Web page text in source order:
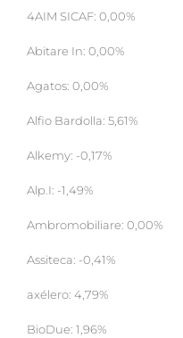
4AIM SICAF: 0,00%
Abitare In: 0,00%
Agatos: 0,00%
Alfio Bardolla: 5,61%
Alkemy: -0,17%
Alp.I: -1,49%
Ambromobiliare: 0,00%
Assiteca: -0,41%
axélero: 4,79%
BioDue: 1,96%